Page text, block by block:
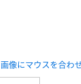
画像にマウスを合わ